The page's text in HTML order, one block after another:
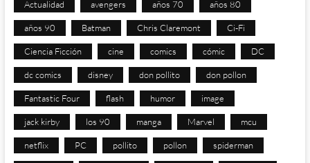
Actualidad avengers años 70 años 80
años 90 Batman Chris Claremont Ci-Fi
Ciencia Ficción cine comics cómic DC
dc comics disney don pollito don pollon
Fantastic Four flash humor image
jack kirby los 90 manga Marvel mcu
netflix PC pollito pollon spiderman